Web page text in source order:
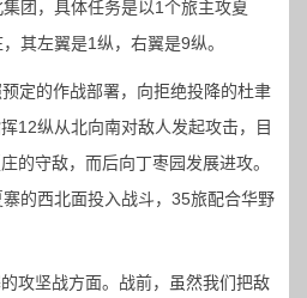
团，具体任务是以1个旅主攻夏
其左翼是1纵，右翼是9纵。
定的作战部署，向拒绝投降的杜聿
12纵从北向南对敌人发起攻击，目
的守敌，而后向丁枣园发展进攻。
的西北面投入战斗，35旅配合华野
攻坚战方面。战前，虽然我们把敌